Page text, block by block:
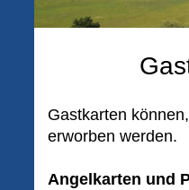
Gastkarten
erworben werden.
Angelkarten und